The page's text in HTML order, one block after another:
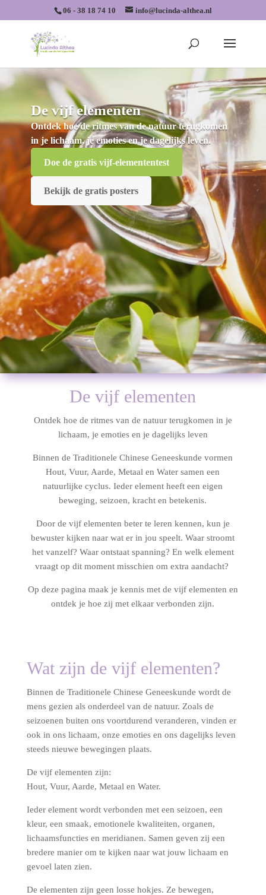
06 - 38 18 74 10 info@lucinda-althea.nl
De vijf elementen
Ontdek hoe de ritmes van de natuur terugkomen
in je lichaam, je emoties en je dagelijks leven.
Doe de gratis vijf-elemententest
Bekijk de gratis posters
De vijf elementen
Ontdek hoe de ritmes van de natuur terugkomen in je
lichaam, je emoties en je dagelijks leven
Binnen de Traditionele Chinese Geneeskunde vormen
Hout, Vuur, Aarde, Metaal en Water samen een
natuurlijke cyclus. Ieder element heeft een eigen
beweging, seizoen, kracht en betekenis.
Door de vijf elementen beter te leren kennen, kun je
bewuster kijken naar wat er in jou speelt. Waar stroomt
het vanzelf? Waar ontstaat spanning? En welk element
vraagt op dit moment misschien om extra aandacht?
Op deze pagina maak je kennis met de vijf elementen en
ontdek je hoe zij met elkaar verbonden zijn.
Wat zijn de vijf elementen?
Binnen de Traditionele Chinese Geneeskunde wordt de
mens gezien als onderdeel van de natuur. Zoals de
seizoenen buiten ons voortdurend veranderen, vinden er
ook in ons lichaam, onze emoties en ons dagelijks leven
steeds nieuwe bewegingen plaats.
De vijf elementen zijn:
Hout, Vuur, Aarde, Metaal en Water.
Ieder element wordt verbonden met een seizoen, een
kleur, een smaak, emotionele kwaliteiten, organen,
lichaamsfuncties en meridianen. Samen geven zij een
bredere manier om te kijken naar wat jouw lichaam en
gevoel laten zien.
De elementen zijn geen losse hokjes. Ze bewegen,